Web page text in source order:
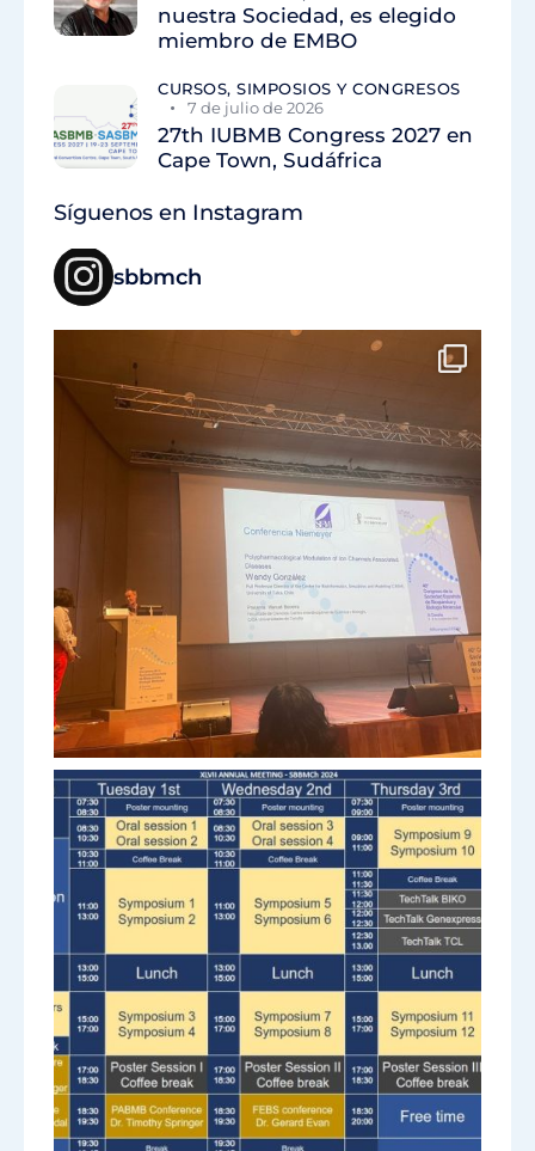
nuestra Sociedad, es elegido
miembro de EMBO
CURSOS, SIMPOSIOS Y CONGRESOS
7 de julio de 2026
27th IUBMB Congress 2027 en
Cape Town, Sudáfrica
Síguenos en Instagram
sbbmch